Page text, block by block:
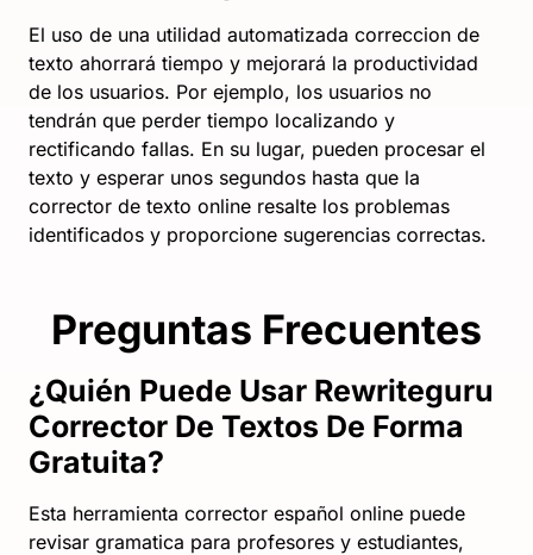
El uso de una utilidad automatizada correccion de
texto ahorrará tiempo y mejorará la productividad
de los usuarios. Por ejemplo, los usuarios no
tendrán que perder tiempo localizando y
rectificando fallas. En su lugar, pueden procesar el
texto y esperar unos segundos hasta que la
corrector de texto online resalte los problemas
identificados y proporcione sugerencias correctas.
Preguntas Frecuentes
¿Quién Puede Usar Rewriteguru
Corrector De Textos De Forma
Gratuita?
Esta herramienta corrector español online puede
revisar gramatica para profesores y estudiantes,